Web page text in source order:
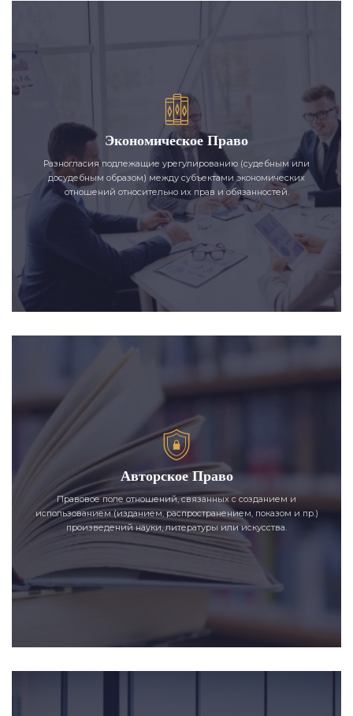
Экономическое Право
Разногласия подлежащие урегулированию (судебным или
досудебным образом) между субъектами экономических
отношений относительно их прав и обязанностей.
Авторское Право
Правовое поле отношений, связанных с созданием и
использованием (изданием, распространением, показом и пр.)
произведений науки, литературы или искусства.